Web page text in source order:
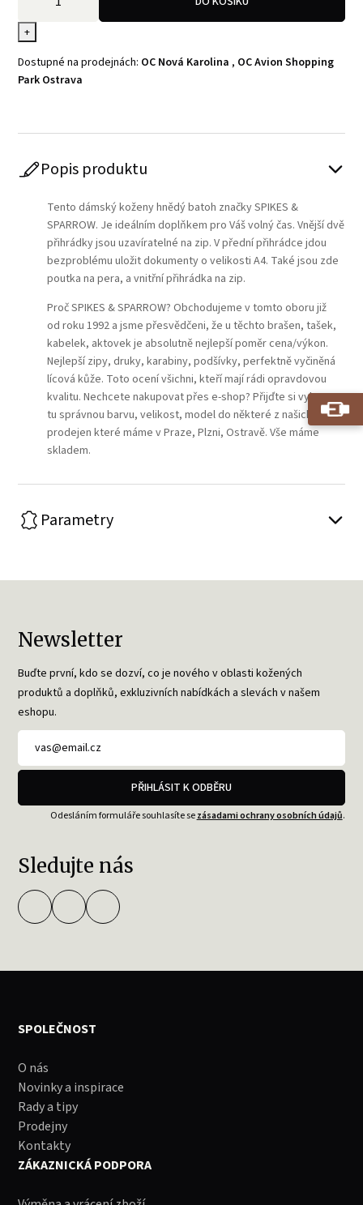
+
Dostupné na prodejnách: OC Nová Karolina , OC Avion Shopping
Park Ostrava
Popis produktu
Tento dámský koženy hnědý batoh značky SPIKES &
SPARROW. Je ideálním doplňkem pro Váš volný čas. Vnější dvě
přihrádky jsou uzavíratelné na zip. V přední přihrádce jdou
bezproblému uložit dokumenty o velikosti A4. Také jsou zde
poutka na pera, a vnitřní přihrádka na zip.
Proč SPIKES & SPARROW? Obchodujeme v tomto oboru již
od roku 1992 a jsme přesvědčeni, že u těchto brašen, tašek,
kabelek, aktovek je absolutně nejlepší poměr cena/výkon.
Nejlepší zipy, druky, karabiny, podšívky, perfektně vyčiněná
lícová kůže. Toto ocení všichni, kteří mají rádi opravdovou
kvalitu. Nechcete nakupovat přes e-shop? Přijďte si vybrat
tu správnou barvu, velikost, model do některé z našich
prodejen které máme v Praze, Plzni, Ostravě. Vše máme
skladem.
Parametry
Newsletter
Buďte první, kdo se dozví, co je nového v oblasti kožených
produktů a doplňků, exkluzivních nabídkách a slevách v našem
eshopu.
PŘIHLÁSIT K ODBĚRU
Odesláním formuláře souhlasíte sezásadami ochrany osobních údajů.
Sledujte nás
SPOLEČNOST
O nás
Novinky a inspirace
Rady a tipy
Prodejny
Kontakty
ZÁKAZNICKÁ PODPORA